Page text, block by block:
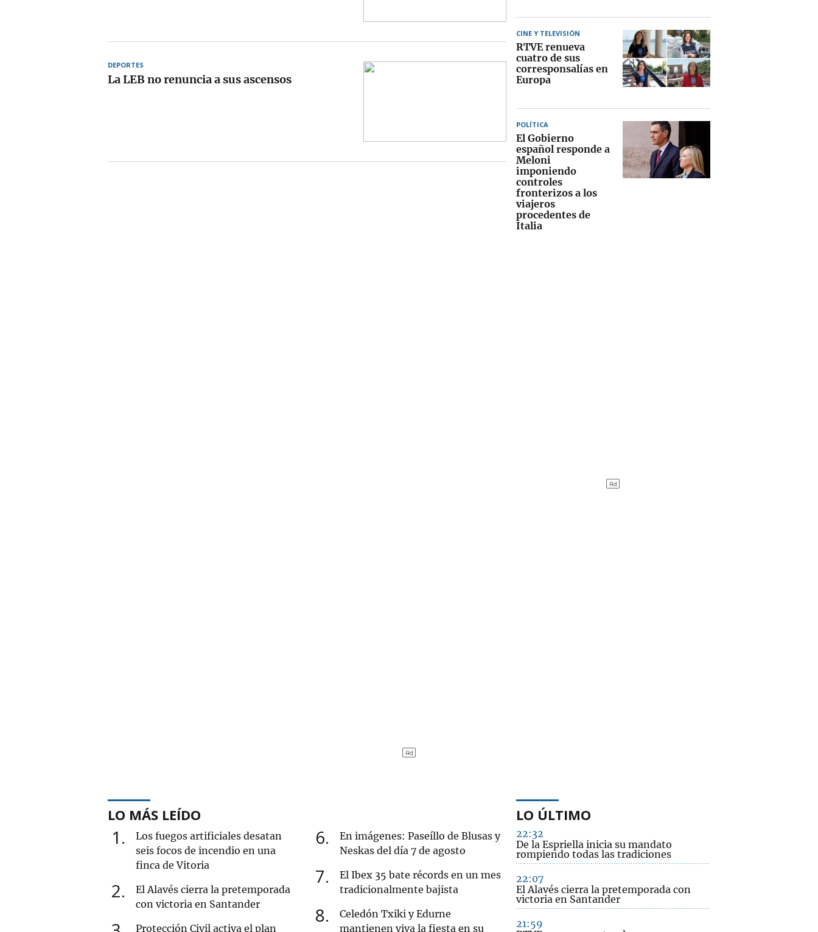
DEPORTES
La LEB no renuncia a sus ascensos
CINE Y TELEVISIÓN
RTVE renueva
cuatro de sus
corresponsalías en
Europa
POLÍTICA
El Gobierno
español responde a
Meloni
imponiendo
controles
fronterizos a los
viajeros
procedentes de
Italia
LO MÁS LEÍDO
1
Los fuegos artificiales desatan
seis focos de incendio en una
finca de Vitoria
2
El Alavés cierra la pretemporada
con victoria en Santander
Protección Civil activa el plan
6
En imágenes: Paseíllo de Blusas y
Neskas del día 7 de agosto
7
El Ibex 35 bate récords en un mes
tradicionalmente bajista
8
Celedón Txiki y Edurne
mantienen viva la fiesta en su
LO ÚLTIMO
22:32
De la Espriella inicia su mandato
rompiendo todas las tradiciones
22:07
El Alavés cierra la pretemporada con
victoria en Santander
21:59